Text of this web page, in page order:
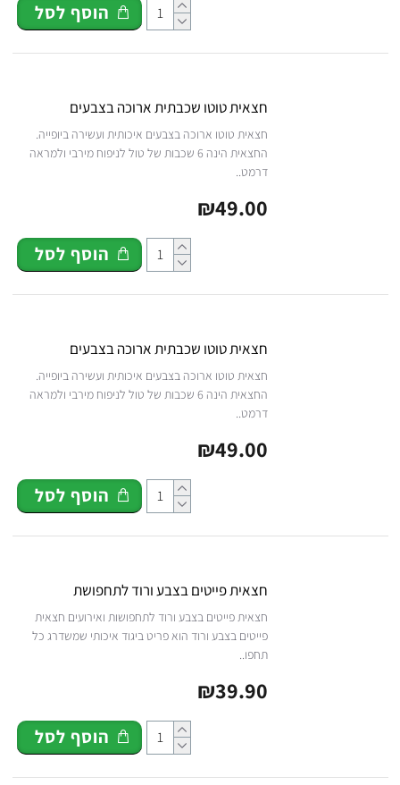
הוסף לסל
חצאית טוטו שכבתית ארוכה בצבעים
חצאית טוטו ארוכה בצבעים איכותית ועשירה ביופייה.
החצאית הינה 6 שכבות של טול לניפוח מירבי ולמראה
דרמט..
₪49.00
הוסף לסל
חצאית טוטו שכבתית ארוכה בצבעים
חצאית טוטו ארוכה בצבעים איכותית ועשירה ביופייה.
החצאית הינה 6 שכבות של טול לניפוח מירבי ולמראה
דרמט..
₪49.00
הוסף לסל
חצאית פייטים בצבע ורוד לתחפושת
חצאית פייטים בצבע ורוד לתחפושות ואירועים חצאית
פייטים בצבע ורוד הוא פריט ביגוד איכותי שמשדרג כל
תחפו..
₪39.90
הוסף לסל